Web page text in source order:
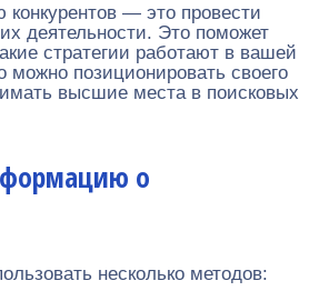
— это провести
деятельности. Это поможет
стратегии работают в вашей
можно позиционировать своего
высшие места в поисковых
о
несколько методов: